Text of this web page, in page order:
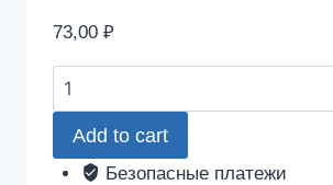
73,00 ₽
Супер
слим
стевией
Add to cart
Безопасные платежи